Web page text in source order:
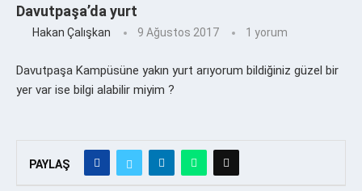
Davutpaşa’da yurt
Hakan Çalışkan 9 Ağustos 2017 1 yorum
Davutpaşa Kampüsüne yakın yurt arıyorum bildiğiniz güzel bir
yer var ise bilgi alabilir miyim ?
PAYLAŞ